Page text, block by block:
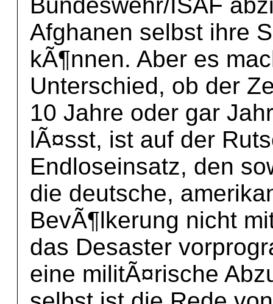
Afghanen selbst ihre
kÃ¶nnen. Aber es
Unterschied, ob der
10 Jahre oder gar
lÃ¤sst, ist auf der
Endloseinsatz, den
die deutsche,
BevÃ¶lkerung nicht
das Desaster
eine militÃ¤rische